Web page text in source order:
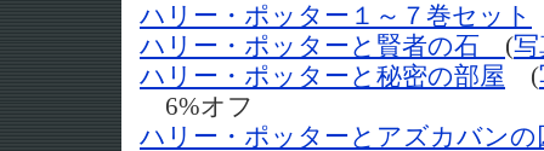
ハリー・ポッター１～７巻セット
ハリー・ポッターと賢者の石 (写
ハリー・ポッターと秘密の部屋 (
6%オフ
ハリー・ポッターとアズカバンの